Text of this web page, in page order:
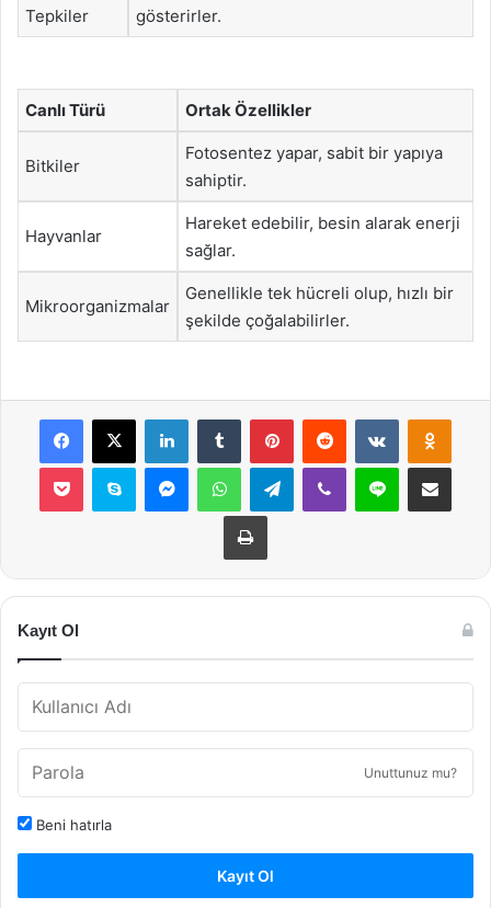
Tepkiler
gösterirler.
Canlı Türü Ortak Özellikler
Bitkiler
Fotosentez yapar, sabit bir yapıya
sahiptir.
Hayvanlar
Hareket edebilir, besin alarak enerji
sağlar.
Mikroorganizmalar
Genellikle tek hücreli olup, hızlı bir
şekilde çoğalabilirler.
Facebook
X LinkedInTumblr PinterestReddit VKontakte
Pocket Skype MessengerWhatsAppTelegramViber Line E-Posta ile
Yazdır
Kayıt Ol
Unuttunuz mu?
Beni hatırla
Kayıt Ol